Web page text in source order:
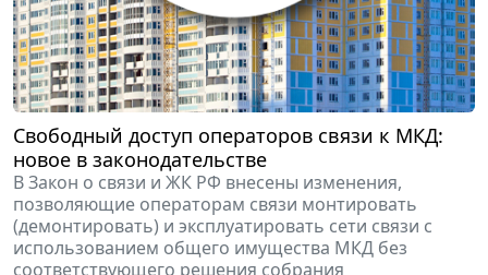
Свободный доступ операторов связи к МКД:
новое в законодательстве
В Закон о связи и ЖК РФ внесены изменения,
позволяющие операторам связи монтировать
(демонтировать) и эксплуатировать сети связи с
использованием общего имущества МКД без
соответствующего решения собрания